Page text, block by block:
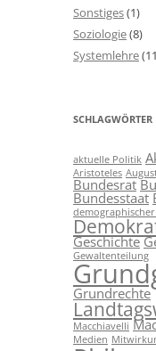
Sonstiges(1)
Soziologie(8)
Systemlehre
SCHLAGWÖRTER
aktuelle Politik
Aristoteles
Bundesrat
Bundesstaat
Geschichte
Gewaltenteilung
Grundrechte
Macchiavelli
Medien